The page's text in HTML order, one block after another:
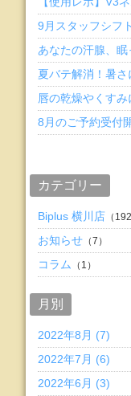
9月スタッフシフ
あなたの汗腺、眠
夏バテ解消！暑
唇の乾燥やくすみ
8月のご予約受付
カテゴリー
Biplus 横川店 （192
お知らせ （7）
コラム （1）
月別
2022年8月 (7)
2022年7月 (6)
2022年6月 (3)